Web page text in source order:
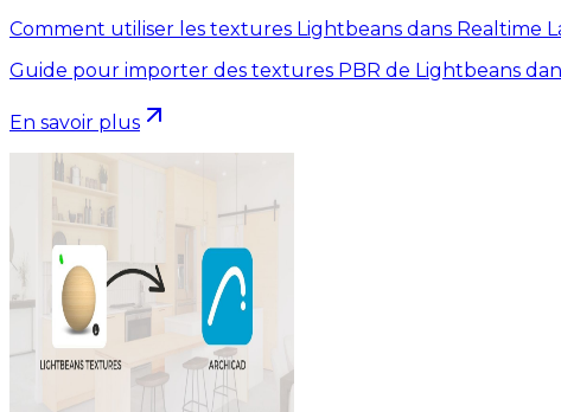
Comment utiliser les textures Lightbeans dans Realtime
Guide pour importer des textures PBR de Lightbeans
En savoir plus